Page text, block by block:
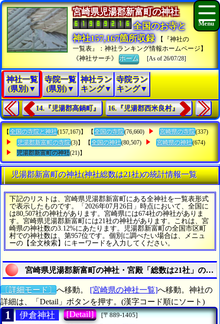
宮崎県児湯郡新富町の神社
全国のお寺と
神社157,167箇所収録
【『神社の
一覧表』：神社ランキング情報ホームページ】
《神社サーチ》ホーム [As of 26/07/28]
神社一覧
(県別)▼
寺院一覧
(県別)▼
神社ラン
キング▼
寺院ラン
キング▼
14.『児湯郡高鍋町』 16.『児湯郡西米良村』
【 全国の寺院と神社(157,167)】 【 全国の寺院(76,660) 宮崎県の寺院(337)
児湯郡新富町の寺院(3)】 【 全国の神社(80,507) 宮崎県の神社(674)
児湯郡新富町の神社(21)】
児湯郡新富町の神社(神社総数は21社)の統計情報一覧
下記のリストは、宮崎県児湯郡新富町にある全神社を一覧表形式
で表示したものです。「2026年07月26日」時点において、全国に
は80,507社の神社があります。宮崎県には674社の神社がありま
す。宮崎県児湯郡新富町には21社の神社があります。これは、宮
崎県の神社数の3.12%にあたります。児湯郡新富町の全国市区町
村での神社数は、第957位です。個別に調べたい場合は、メニュ
ーの【全文検索】にキーワードを入力してください。
宮崎県児湯郡新富町の神社・宮殿「総数は21社」の統
〔詳細モード〕 へ移動。 [宮崎県の神社一覧]へ移動。神社の
詳細は、「Detail」ボタンを押す。(漢字コード順にソート)
1 伊倉神社 [Detail]
[〒889-1405]